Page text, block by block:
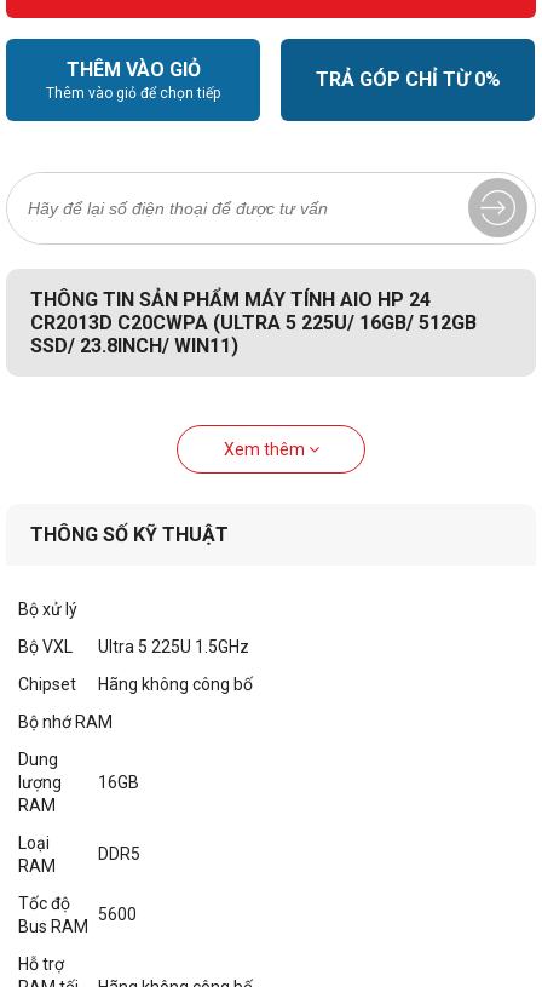
THÊM VÀO GIỎ
Thêm vào giỏ để chọn tiếp
TRẢ GÓP CHỈ TỪ 0%
THÔNG TIN SẢN PHẨM MÁY TÍNH AIO HP 24
CR2013D C20CWPA (ULTRA 5 225U/ 16GB/ 512GB
SSD/ 23.8INCH/ WIN11)
Xem thêm
THÔNG SỐ KỸ THUẬT
Bộ xử lý
Bộ VXL
Ultra 5 225U 1.5GHz
Chipset
Hãng không công bố
Bộ nhớ RAM
Dung
lượng
RAM
16GB
Loại
RAM
DDR5
Tốc độ
Bus RAM
5600
Hỗ trợ